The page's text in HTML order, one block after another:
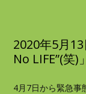
2020年5月
No LIFE”(笑)」
4月7日から緊急事